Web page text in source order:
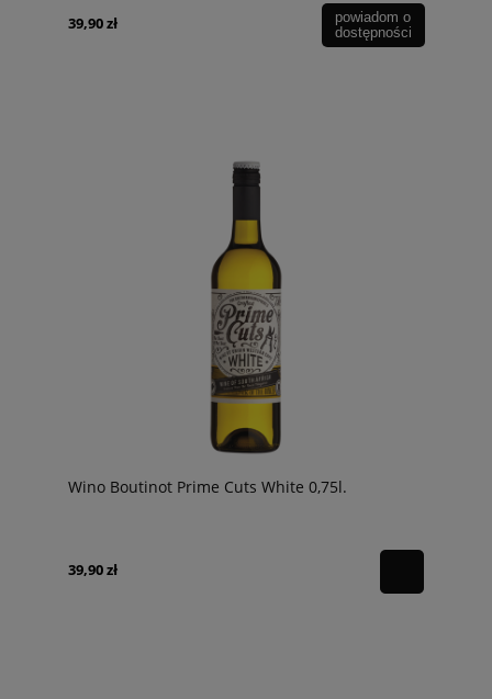
39,90 zł
powiadom o
dostępności
Wino Boutinot Prime Cuts White 0,75l.
39,90 zł